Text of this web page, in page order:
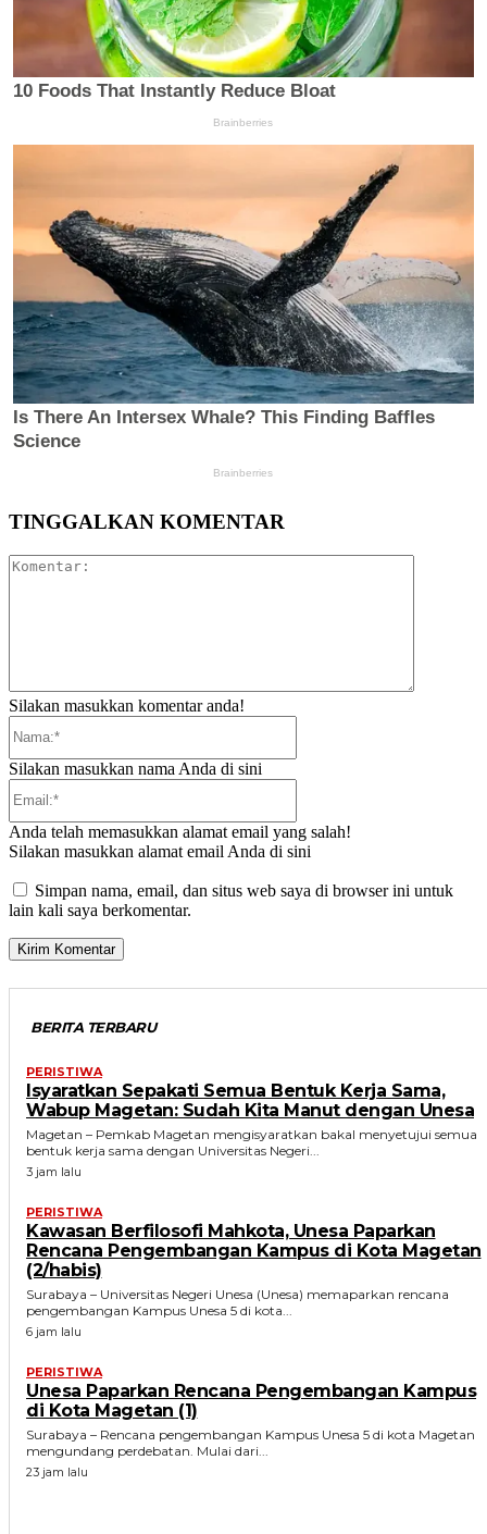
TINGGALKAN KOMENTAR
Silakan masukkan komentar anda!
Silakan masukkan nama Anda di sini
Anda telah memasukkan alamat email yang salah!
Silakan masukkan alamat email Anda di sini
Simpan nama, email, dan situs web saya di browser ini untuk
lain kali saya berkomentar.
BERITA TERBARU
PERISTIWA
Isyaratkan Sepakati Semua Bentuk Kerja Sama,
Wabup Magetan: Sudah Kita Manut dengan Unesa
Magetan – Pemkab Magetan mengisyaratkan bakal menyetujui semua
bentuk kerja sama dengan Universitas Negeri...
3 jam lalu
PERISTIWA
Kawasan Berfilosofi Mahkota, Unesa Paparkan
Rencana Pengembangan Kampus di Kota Magetan
(2/habis)
Surabaya – Universitas Negeri Unesa (Unesa) memaparkan rencana
pengembangan Kampus Unesa 5 di kota...
6 jam lalu
PERISTIWA
Unesa Paparkan Rencana Pengembangan Kampus
di Kota Magetan (1)
Surabaya – Rencana pengembangan Kampus Unesa 5 di kota Magetan
mengundang perdebatan. Mulai dari...
23 jam lalu